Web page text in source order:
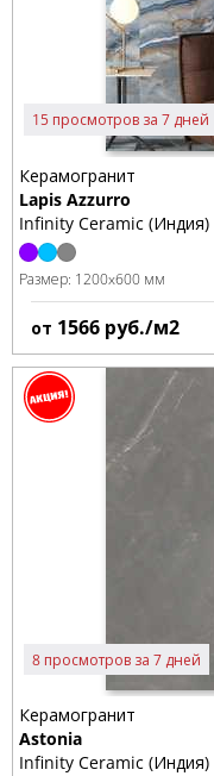
15 просмотров за 7 дней
Керамогранит
Lapis Azzurro
Infinity Ceramic (Индия)
Размер: 1200x600 мм
от 1566 руб./м2
8 просмотров за 7 дней
Керамогранит
Astonia
Infinity Ceramic (Индия)